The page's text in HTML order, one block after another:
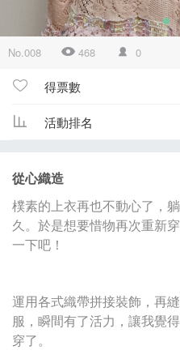
No.008 468 0
得票數
活動排名
從心織造
樸素的上衣再也不動心了，
久。於是想要惜物再次重新
一下吧！
運用各式織帶拼接裝飾，再
服，瞬間有了活力，讓我覺
穿了。